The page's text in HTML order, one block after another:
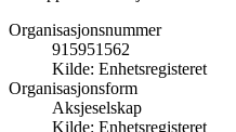
Organisasjonsnummer
915951562
Kilde: Enhetsregisteret
Organisasjonsform
Aksjeselskap
Kilde: Enhetsregisteret